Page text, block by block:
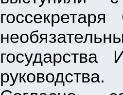
государства
руководства.